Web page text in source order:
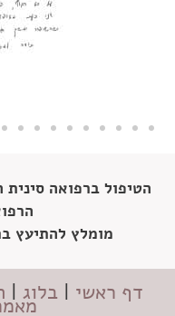
הטיפול ברפואה סינית
מומלץ להתיעץ
דף ראשי| בלוג|